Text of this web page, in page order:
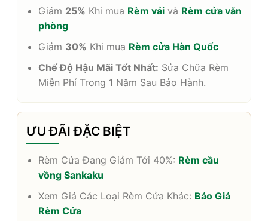
Giảm 25% Khi mua Rèm vải và Rèm cửa văn
phòng
Giảm 30% Khi mua Rèm cửa Hàn Quốc
Chế Độ Hậu Mãi Tốt Nhất: Sửa Chữa Rèm
Miễn Phí Trong 1 Năm Sau Bảo Hành.
ƯU ĐÃI ĐẶC BIỆT
Rèm Cửa Đang Giảm Tới 40%: Rèm cầu
vồng Sankaku
Xem Giá Các Loại Rèm Cửa Khác: Báo Giá
Rèm Cửa